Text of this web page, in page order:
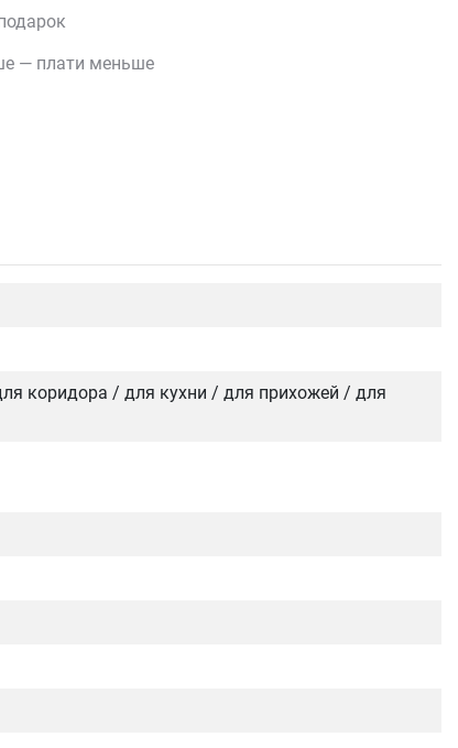
— плати меньше
коридора / для кухни / для прихожей / для